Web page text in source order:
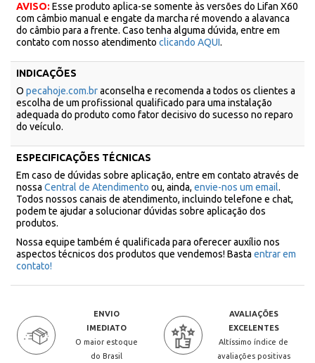
AVISO: Esse produto aplica-se somente às versões do Lifan X60
com câmbio manual e engate da marcha ré movendo a alavanca
do câmbio para a frente. Caso tenha alguma dúvida, entre em
contato com nosso atendimento clicando AQUI.
INDICAÇÕES
O pecahoje.com.braconselha e recomenda a todos os clientes a
escolha de um profissional qualificado para uma instalação
adequada do produto como fator decisivo do sucesso no reparo
do veículo.
ESPECIFICAÇÕES TÉCNICAS
Em caso de dúvidas sobre aplicação, entre em contato através de
nossa Central de Atendimento ou, ainda, envie-nos um email.
Todos nossos canais de atendimento, incluindo telefone e chat,
podem te ajudar a solucionar dúvidas sobre aplicação dos
produtos.
Nossa equipe também é qualificada para oferecer auxílio nos
aspectos técnicos dos produtos que vendemos! Basta entrar em
contato!
ENVIO
IMEDIATO
O maior estoque
do Brasil
AVALIAÇÕES
EXCELENTES
Altíssimo índice de
avaliações positivas